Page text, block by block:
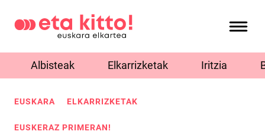
Albisteak Elkarrizketak Iritzia
EUSKARA ELKARRIZKETAK
EUSKERAZ PRIMERAN!